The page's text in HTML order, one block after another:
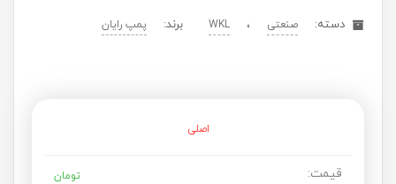
دسته: صنعتی ، WKL برند: پمپ رایان
اصلی
قیمت: تومان